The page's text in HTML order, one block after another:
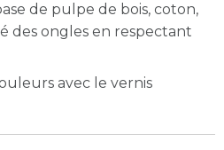
de pulpe de bois, coton,
des ongles en respectant
avec le vernis